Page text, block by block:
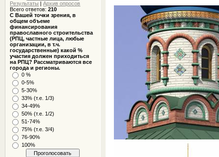
Результаты |Архив опросов
Всего ответов:210
С Вашей точки зрения, в
общем объеме
финансирования
православного строительства
(РПЦ, частные лица, любые
организации, в т.ч.
государственные) какой %
участия должен приходиться
на РПЦ? Рассматриваются все
города и регионы.
0 %
0-5%
5-30%
33% (т.е. 1/3)
34-49%
50% (т.е. 1/2)
51-74%
75% (т.е. 3/4)
76-90%
100%